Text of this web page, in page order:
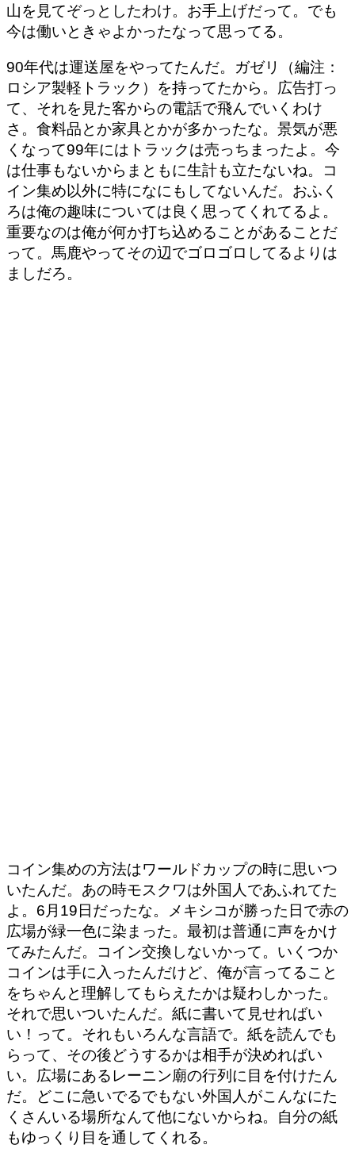
山を見てぞっとしたわけ。お手上げだって。でも
今は働いときゃよかったなって思ってる。
90年代は運送屋をやってたんだ。ガゼリ（編注：
ロシア製軽トラック）を持ってたから。広告打っ
て、それを見た客からの電話で飛んでいくわけ
さ。食料品とか家具とかが多かったな。景気が悪
くなって99年にはトラックは売っちまったよ。今
は仕事もないからまともに生計も立たないね。コ
イン集め以外に特になにもしてないんだ。おふく
ろは俺の趣味については良く思ってくれてるよ。
重要なのは俺が何か打ち込めることがあることだ
って。馬鹿やってその辺でゴロゴロしてるよりは
ましだろ。
コイン集めの方法はワールドカップの時に思いつ
いたんだ。あの時モスクワは外国人であふれてた
よ。6月19日だったな。メキシコが勝った日で赤の
広場が緑一色に染まった。最初は普通に声をかけ
てみたんだ。コイン交換しないかって。いくつか
コインは手に入ったんだけど、俺が言ってること
をちゃんと理解してもらえたかは疑わしかった。
それで思いついたんだ。紙に書いて見せればい
い！って。それもいろんな言語で。紙を読んでも
らって、その後どうするかは相手が決めればい
い。広場にあるレーニン廟の行列に目を付けたん
だ。どこに急いでるでもない外国人がこんなにた
くさんいる場所なんて他にないからね。自分の紙
もゆっくり目を通してくれる。